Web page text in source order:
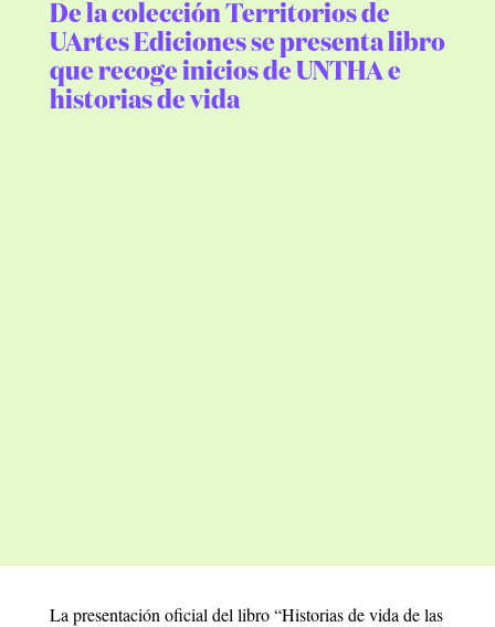
De la colección Territorios de
UArtes Ediciones se presenta libro
que recoge inicios de UNTHA e
historias de vida
La presentación oficial del libro “Historias de vida de las